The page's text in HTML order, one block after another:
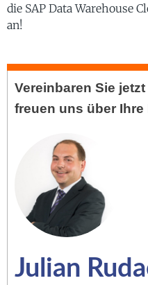
die SAP Data Warehouse
an!
Vereinbaren Sie jetzt
freuen uns über Ihre
Julian